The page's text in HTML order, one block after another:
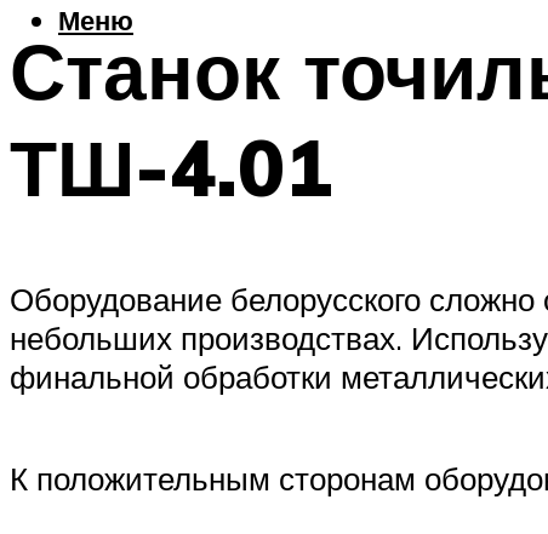
Меню
Станок
ТШ-4.01
Оборудование белорусского
небольших производствах.
финальной обработки
К положительным сторонам